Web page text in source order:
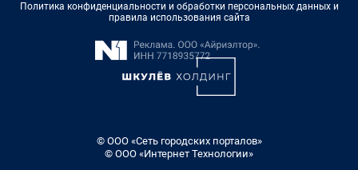
Политика конфиденциальности и обработки персональных данных и
правила использования сайта
© ООО «Сеть городских порталов»
© ООО «Интернет Технологии»